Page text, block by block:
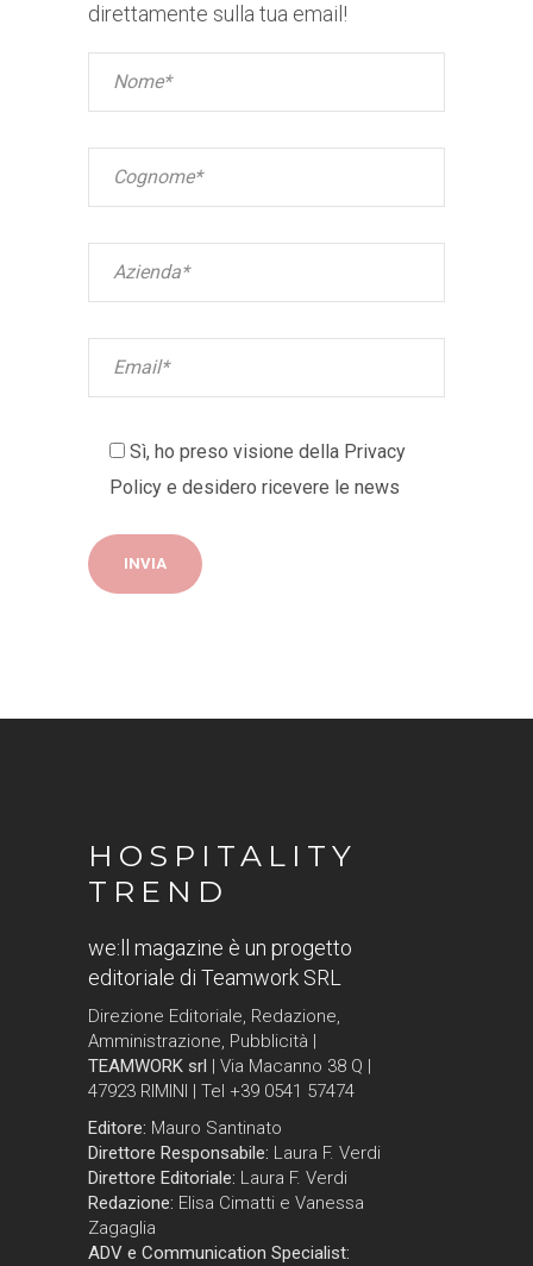
direttamente sulla tua email!
Sì, ho preso visione della Privacy
Policy e desidero ricevere le news
HOSPITALITY
TREND
we:ll magazine è un progetto
editoriale di Teamwork SRL
Direzione Editoriale, Redazione,
Amministrazione, Pubblicità |
TEAMWORK srl | Via Macanno 38 Q |
47923 RIMINI | Tel +39 0541 57474
Editore: Mauro Santinato
Direttore Responsabile: Laura F. Verdi
Direttore Editoriale: Laura F. Verdi
Redazione: Elisa Cimatti e Vanessa
Zagaglia
ADV e Communication Specialist: